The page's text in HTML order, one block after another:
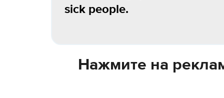
sick people.
Нажмите на